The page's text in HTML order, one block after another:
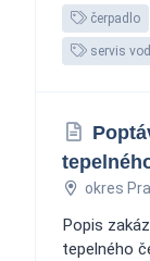
čerpadlo
servis
okres
Popis
tepelného